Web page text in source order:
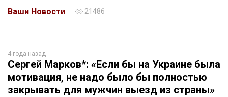
Ваши Новости 21486
4 года назад
Сергей Марков*: «Если бы на Украине была
мотивация, не надо было бы полностью
закрывать для мужчин выезд из страны»